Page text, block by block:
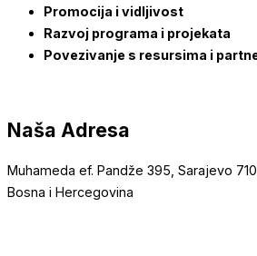
Promocija i vidljivost
Razvoj programa i projekata
Povezivanje s resursima i
Naša Adresa
Muhameda ef. Pandže 395, Sarajevo
Bosna i Hercegovina